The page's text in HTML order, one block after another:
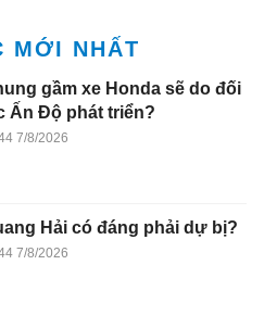
MỚI NHẤT
gầm xe Honda sẽ do đối
Ấn Độ phát triển?
7/8/2026
Hải có đáng phải dự bị?
7/8/2026